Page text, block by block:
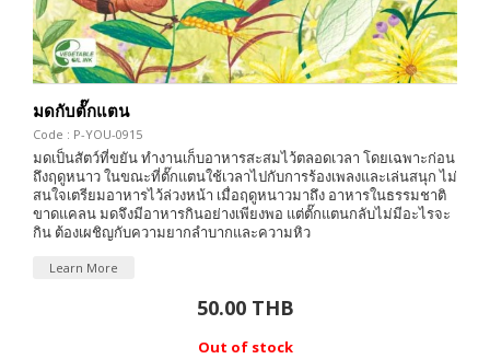
มดกับตั๊กแตน
Code : P-YOU-0915
มดเป็นสัตว์ที่ขยัน ทำงานเก็บอาหารสะสมไว้ตลอดเวลา โดยเฉพาะก่อน
ถึงฤดูหนาว ในขณะที่ตั๊กแตนใช้เวลาไปกับการร้องเพลงและเล่นสนุก ไม่
สนใจเตรียมอาหารไว้ล่วงหน้า เมื่อฤดูหนาวมาถึง อาหารในธรรมชาติ
ขาดแคลน มดจึงมีอาหารกินอย่างเพียงพอ แต่ตั๊กแตนกลับไม่มีอะไรจะ
กิน ต้องเผชิญกับความยากลำบากและความหิว
Learn More
50.00 THB
Out of stock